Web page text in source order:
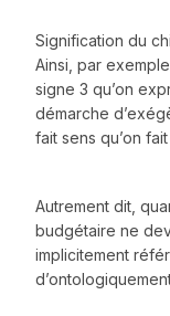
Signification du
Ainsi, par
signe 3 qu’on
démarche
fait sens qu’on
Autrement dit,
budgétaire ne
implicitement